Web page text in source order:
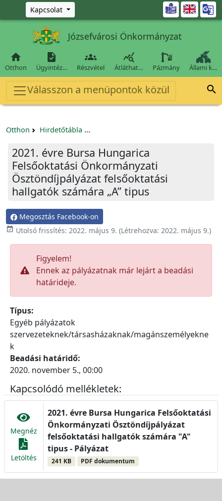
Ugrás a fő tartalomra
Kapcsolat 
Józsefvárosi Önkormányzat

Otthon

Ügyintéz…

Részvétel

Átláthat… Pázmány Állami k…
Válasszon a menüpontok közül 
Otthon Hirdetőtábla
2021. évre Bursa Hungarica
Felsőoktatási Önkormányzati
Ösztöndíjpályázat felsőoktatási
hallgatók számára „A” tipus
Megosztás Facebook-on
 Utolsó frissítés: 2022. május 9. (Létrehozva: 2022. május 9.)
Figyelem!
Ennek az pályázatnak már lejárt a beadási
határideje.
Típus:
Egyéb pályázatok
szervezeteknek/társasházaknak/magánszemélyekne
k
Beadási határidő:
2020. november 5., 00:00
Kapcsolódó mellékletek:
Megnéz
Letöltés
2021. évre Bursa Hungarica Felsőoktatási
Önkormányzati Ösztöndíjpályázat
felsőoktatási hallgatók számára "A"
tipus - Pályázat
241 KB PDF dokumentum